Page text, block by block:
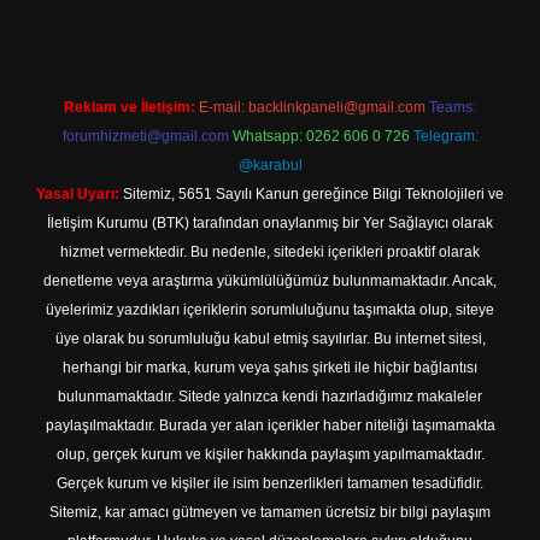
Reklam ve İletişim: E-mail: backlinkpaneli@gmail.com Teams:
forumhizmeti@gmail.com Whatsapp: 0262 606 0 726 Telegram:
@karabul
Yasal Uyarı: Sitemiz, 5651 Sayılı Kanun gereğince Bilgi Teknolojileri ve
İletişim Kurumu (BTK) tarafından onaylanmış bir Yer Sağlayıcı olarak
hizmet vermektedir. Bu nedenle, sitedeki içerikleri proaktif olarak
denetleme veya araştırma yükümlülüğümüz bulunmamaktadır. Ancak,
üyelerimiz yazdıkları içeriklerin sorumluluğunu taşımakta olup, siteye
üye olarak bu sorumluluğu kabul etmiş sayılırlar. Bu internet sitesi,
herhangi bir marka, kurum veya şahıs şirketi ile hiçbir bağlantısı
bulunmamaktadır. Sitede yalnızca kendi hazırladığımız makaleler
paylaşılmaktadır. Burada yer alan içerikler haber niteliği taşımamakta
olup, gerçek kurum ve kişiler hakkında paylaşım yapılmamaktadır.
Gerçek kurum ve kişiler ile isim benzerlikleri tamamen tesadüfidir.
Sitemiz, kar amacı gütmeyen ve tamamen ücretsiz bir bilgi paylaşım